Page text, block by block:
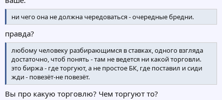
ни чего она не должна чередоваться - очередные бредни.
правда?
любому человеку разбирающимся в ставках, одного взгляда
достаточно, чтоб понять - там не ведется ни какой торговли.
это биржа - где торгуют, а не простое БК, где поставил и сиди
жди - повезёт-не повезёт.
Вы про какую торговлю? Чем торгуют то?